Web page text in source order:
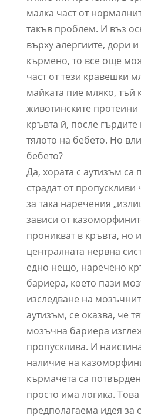
малка част от
такъв проблем. И въз
върху алергиите, дори
кърмено, то все още
част от тези кравешки
майката пие мляко, тъй
животинските протеини
кръвта й, после гърдите
тялото на бебето. Но
бебето?
Да, хората с аутизъм са
страдат от пропускливи
за така наречения
зависи от
проникват в кръвта, но
централната нервна
едно нещо, наречено
бариера, което пази
изследване на
аутизъм, се оказва, че
мозъчна бариера
пропусклива. И
наличие на
кърмачета са
просто има логика. Това
предполагаема идея за